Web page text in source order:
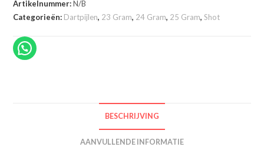
aantal
Artikelnummer:N/B
Categorieën: Dartpijlen, 23 Gram, 24 Gram, 25 Gram,Shot
BESCHRIJVING
AANVULLENDE INFORMATIE